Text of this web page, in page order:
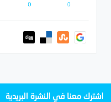
0
0
اشترك معنا في النشرة البريدية